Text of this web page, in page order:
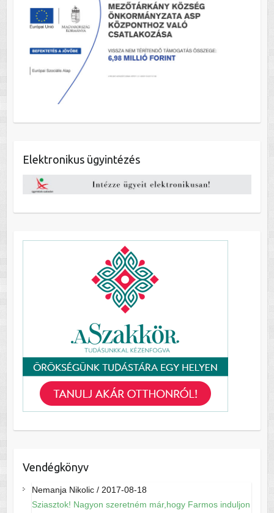
Elektronikus ügyintézés
Vendégkönyv
Nemanja Nikolic/ 2017-08-18
Sziasztok! Nagyon szeretném már,hogy Farmos induljon